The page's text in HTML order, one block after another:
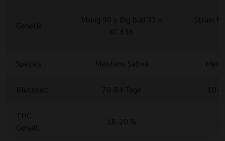
Spezies Meistens Sativa
THC-
Gehalt
18-20 %